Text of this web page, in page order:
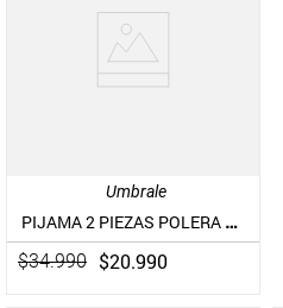
Umbrale
PIJAMA 2 PIEZAS POLERA SOLIDA CON JOGGER FULL ESTAMPADO
$34.990 $20.990